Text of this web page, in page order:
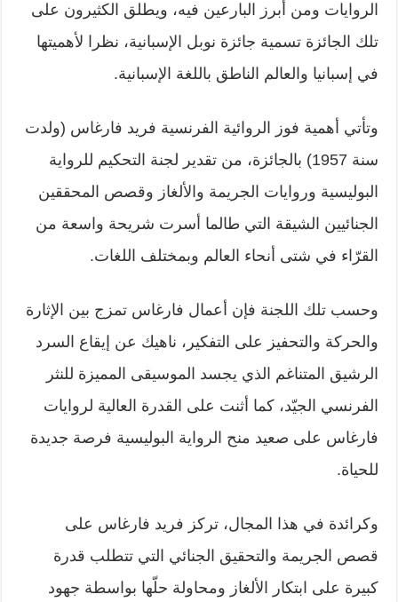
الروايات ومن أبرز البارعين فيه، ويطلق الكثيرون على
تلك الجائزة تسمية جائزة نوبل الإسبانية، نظرا لأهميتها
في إسبانيا والعالم الناطق باللغة الإسبانية.
وتأتي أهمية فوز الروائية الفرنسية فريد فارغاس (ولدت
سنة 1957) بالجائزة، من تقدير لجنة التحكيم للرواية
البوليسية وروايات الجريمة والألغاز وقصص المحققين
الجنائيين الشيقة التي طالما أسرت شريحة واسعة من
القرّاء في شتى أنحاء العالم وبمختلف اللغات.
وحسب تلك اللجنة فإن أعمال فارغاس تمزج بين الإثارة
والحركة والتحفيز على التفكير، ناهيك عن إيقاع السرد
الرشيق المتناغم الذي يجسد الموسيقى المميزة للنثر
الفرنسي الجيّد، كما أثنت على القدرة العالية لروايات
فارغاس على صعيد منح الرواية البوليسية فرصة جديدة
للحياة.
وكرائدة في هذا المجال، تركز فريد فارغاس على
قصص الجريمة والتحقيق الجنائي التي تتطلب قدرة
كبيرة على ابتكار الألغاز ومحاولة حلّها بواسطة جهود